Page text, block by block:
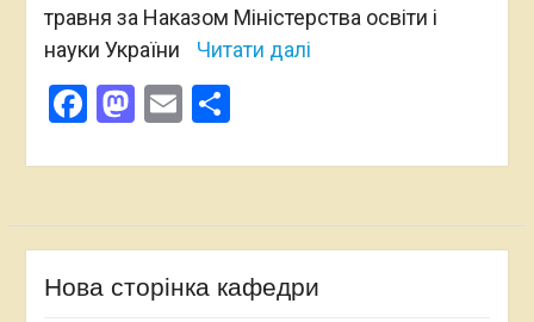
травня за Наказом Міністерства освіти і
науки України
Читати далі
Facebook
Mastodon
EmailПоділитися
Нова сторінка кафедри